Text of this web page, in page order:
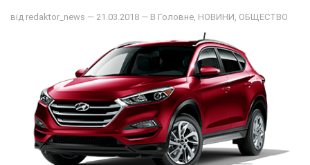
від redaktor_news — 21.03.2018 — В Головне НОВИНИ ОБЩЕСТВО